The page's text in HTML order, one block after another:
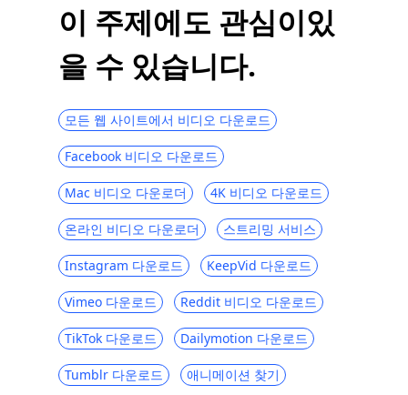
Top 4 Twitter 비디오 변환기 : Twitter 용 비
디오 변환
이 주제에도 관심이있
을 수 있습니다.
모든 웹 사이트에서 비디오 다운로드
Facebook 비디오 다운로드
Mac 비디오 다운로더 4K 비디오 다운로드
온라인 비디오 다운로더 스트리밍 서비스
Instagram 다운로드 KeepVid 다운로드
Vimeo 다운로드 Reddit 비디오 다운로드
TikTok 다운로드 Dailymotion 다운로드
Tumblr 다운로드 애니메이션 찾기